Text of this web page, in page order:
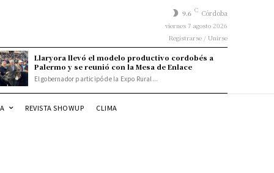
9.6 C Córdoba
viernes 7 agosto 2026
Registrarse / Unirse
Llaryora llevó el modelo productivo cordobés a
Palermo y se reunió con la Mesa de Enlace
El gobernador participó de la Expo Rural...
REVISTA SHOWUP CLIMA